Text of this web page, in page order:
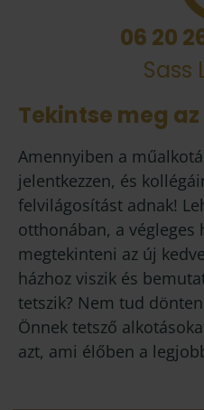
06 20
Sass
Tekintse meg
Amennyiben a
jelentkezzen, és
felvilágosítást adnak!
otthonában, a végleges
megtekinteni az új
házhoz viszik és
tetszik? Nem tud
Önnek tetsző
azt, ami élőben a